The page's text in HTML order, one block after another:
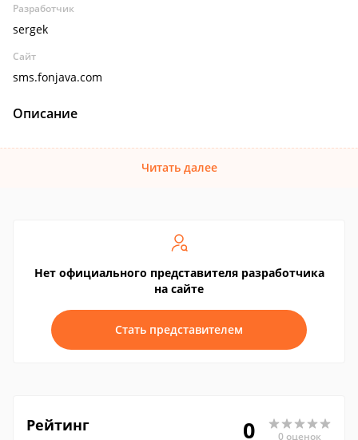
Разработчик
sergek
Сайт
sms.fonjava.com
Описание
Читать далее
Нет официального представителя разработчика
на сайте
Стать представителем
Рейтинг 0 0 оценок